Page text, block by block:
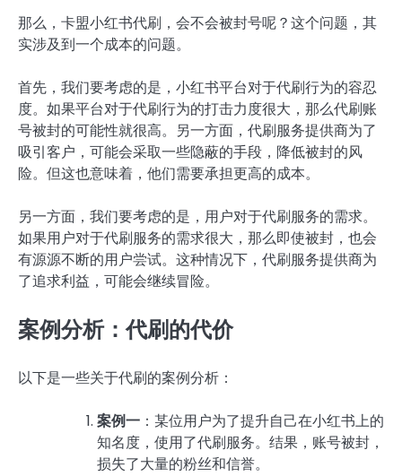
那么，卡盟小红书代刷，会不会被封号呢？这个问题，其
实涉及到一个成本的问题。
首先，我们要考虑的是，小红书平台对于代刷行为的容忍
度。如果平台对于代刷行为的打击力度很大，那么代刷账
号被封的可能性就很高。另一方面，代刷服务提供商为了
吸引客户，可能会采取一些隐蔽的手段，降低被封的风
险。但这也意味着，他们需要承担更高的成本。
另一方面，我们要考虑的是，用户对于代刷服务的需求。
如果用户对于代刷服务的需求很大，那么即使被封，也会
有源源不断的用户尝试。这种情况下，代刷服务提供商为
了追求利益，可能会继续冒险。
案例分析：代刷的代价
以下是一些关于代刷的案例分析：
案例一 ：某位用户为了提升自己在小红书上的
知名度，使用了代刷服务。结果，账号被封，
损失了大量的粉丝和信誉。